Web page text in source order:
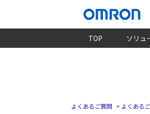
TOP ソリュ
よくあるご質問 > よくある